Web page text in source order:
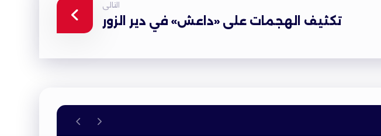
التالى
تكثيف الهجمات على «داعش» في دير الزور